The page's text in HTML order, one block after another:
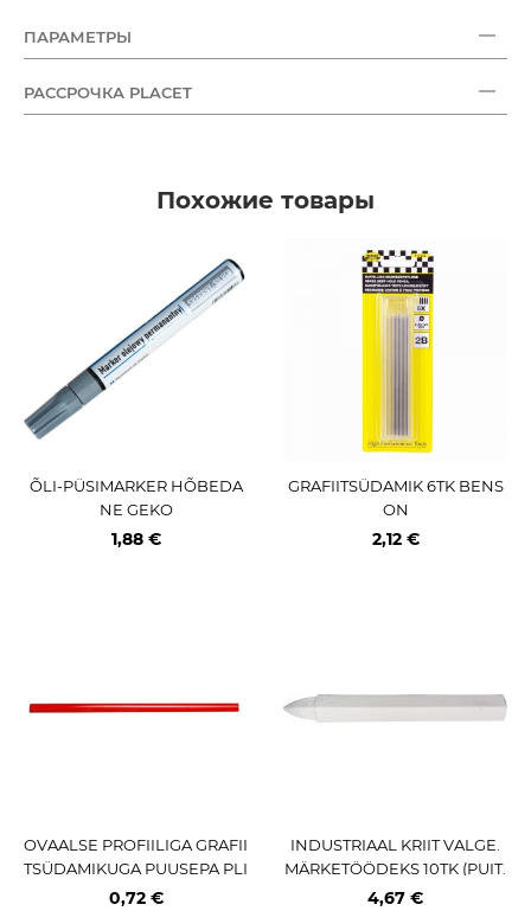
ПАРАМЕТРЫ
РАССРОЧКА PLACET
Похожие товары
ÕLI-PÜSIMARKER HÕBEDA
NE GEKO
1,88 €
GRAFIITSÜDAMIK 6TK BENS
ON
2,12 €
OVAALSE PROFIILIGA GRAFII
TSÜDAMIKUGA PUUSEPA PLI
IATS. LAKITUD VÄLISPIND TR
0,72 €
INDUSTRIAAL KRIIT VALGE.
MÄRKETÖÖDEKS 10TK (PUIT.
METALL) TRIUMF
4,67 €